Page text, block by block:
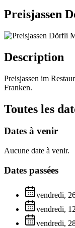
Preisjassen
Description
Preisjassen im
Franken.
Toutes les
Dates à venir
Aucune date à venir.
Dates passées
vendredi,
vendredi,
vendredi,